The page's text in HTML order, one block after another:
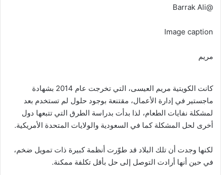
@Barrak Ali
Image caption
مريم
كانت الكويتية مريم العيسى، التي تخرجت عام 2014 بشهادة
ماجستير في إدارة الأعمال، مقتنعة بوجود حلول لم تستخدم بعد
لمشكلة نفايات الطعام، لذا بدأت بدراسة الطرق التي تتبعها دول
أخرى لحل المشكلة كما في السعودية والولايات المتحدة الأمريكية.
لكنها وجدت أن تلك البلاد قد طوّرت أنظمة كبيرة ذات تمويل ضخم،
في حين أنها أرادت التوصل إلى حل بأقل تكلفة ممكنة.